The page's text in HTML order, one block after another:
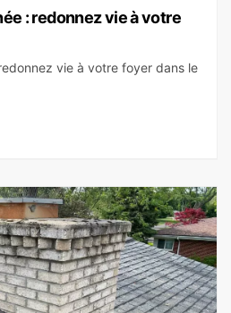
: redonnez vie à votre
vie à votre foyer dans le